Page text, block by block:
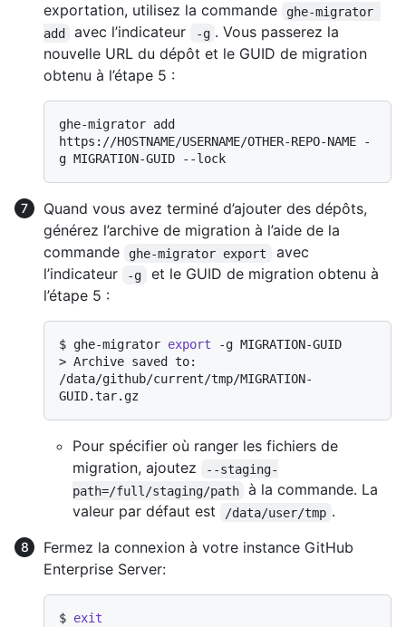
exportation, utilisez la commande
ghe-migrator
add
avec l’indicateur -g . Vous passerez la
nouvelle URL du dépôt et le GUID de migration
obtenu à l’étape 5 :
ghe-migrator add
https://HOSTNAME/USERNAME/OTHER-REPO-NAME -
Quand vous avez terminé d’ajouter des dépôts,
générez l’archive de migration à l’aide de la
commande
ghe-migrator export
avec
l’indicateur
-g
et le GUID de migration obtenu à
l’étape 5 :
$ ghe-migrator export -g MIGRATION-GUID
> Archive saved to:
/data/github/current/tmp/MIGRATION-
GUID.tar.gz
Pour spécifier où ranger les fichiers de
migration, ajoutez
--staging-
path=/full/staging/path
à la commande. La
valeur par défaut est
/data/user/tmp .
Fermez la connexion à votre instance GitHub
Enterprise Server:
$ exit